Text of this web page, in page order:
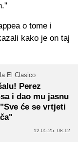
o tome i
kako je on taj
El Clasico
Perez
i dao mu jasnu
će se vrtjeti
12.05.25. 08:12